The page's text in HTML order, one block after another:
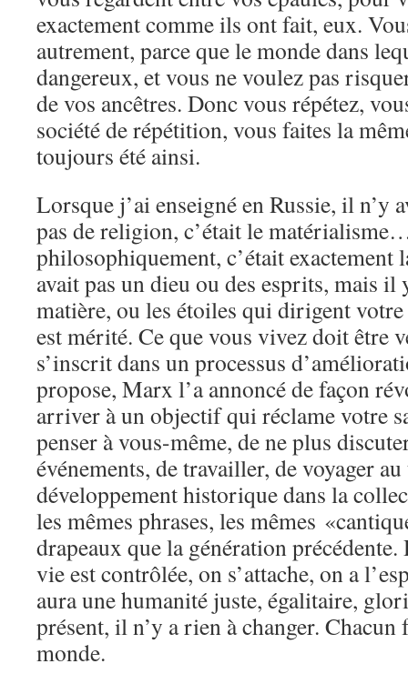
exactement comme ils ont fait, eux.
autrement, parce que le monde dans
dangereux, et vous ne voulez pas
de vos ancêtres. Donc vous répétez,
société de répétition, vous faites la
toujours été ainsi.
Lorsque j’ai enseigné en Russie, il n’y
pas de religion, c’était le
philosophiquement, c’était exactement
avait pas un dieu ou des esprits, mais
matière, ou les étoiles qui dirigent
est mérité. Ce que vous vivez doit être
s’inscrit dans un processus
propose, Marx l’a annoncé de façon
arriver à un objectif qui réclame votre
penser à vous-même, de ne plus
événements, de travailler, de voyager
développement historique dans la
les mêmes phrases, les mêmes
drapeaux que la génération
vie est contrôlée, on s’attache, on a
aura une humanité juste, égalitaire,
présent, il n’y a rien à changer.
monde.